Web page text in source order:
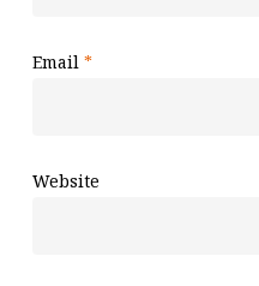
Email *
Website